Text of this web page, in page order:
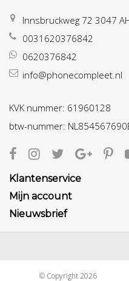
Innsbruckweg 72 3047
0031620376842
0620376842
info@phonecompleet.nl
KVK nummer: 61960128
btw-nummer:
Klantenservice
Mijn account
Nieuwsbrief
© Copyright 2026